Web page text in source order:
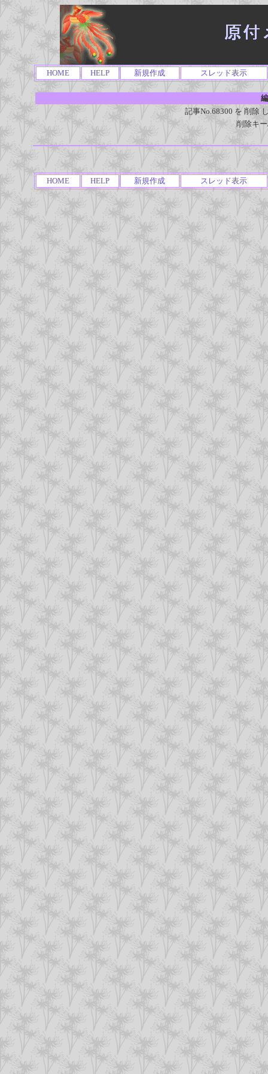
HOME HELP 新規作成 スレッド表示
記事No.68300 を 削除
削除キ
HOME HELP 新規作成 スレッド表示